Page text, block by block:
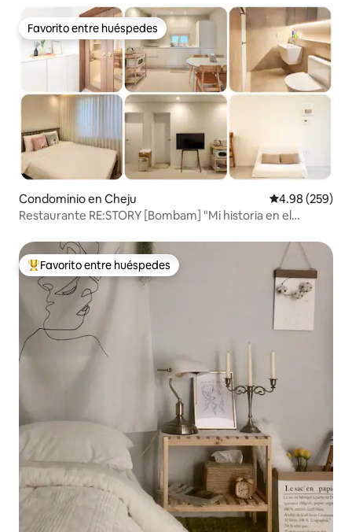
pensión misteriosa está equipada con la última bañera de
hidromasaje
Favorito entre huéspedes
Favorito entre huéspedes
Condominio en Cheju Calificación
4.98 (259)
Restaurante RE:STORY [Bombam] "Mi historia en el
De los mejores en Favorito entre huéspedes
Favorito entre huéspedes